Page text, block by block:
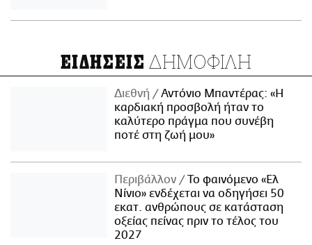
ΕΙΔΗΣΕΙΣ ΔΗΜΟΦΙΛΗ
Διεθνή
Αντόνιο Μπαντέρας: «Η
καρδιακή προσβολή ήταν το
καλύτερο πράγμα που συνέβη
ποτέ στη ζωή μου»
Περιβάλλον
Το φαινόμενο «Ελ
Νίνιο» ενδέχεται να οδηγήσει 50
εκατ. ανθρώπους σε κατάσταση
οξείας πείνας πριν το τέλος του
2027